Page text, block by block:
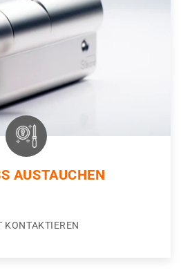
AUSTAUCHEN
KONTAKTIEREN